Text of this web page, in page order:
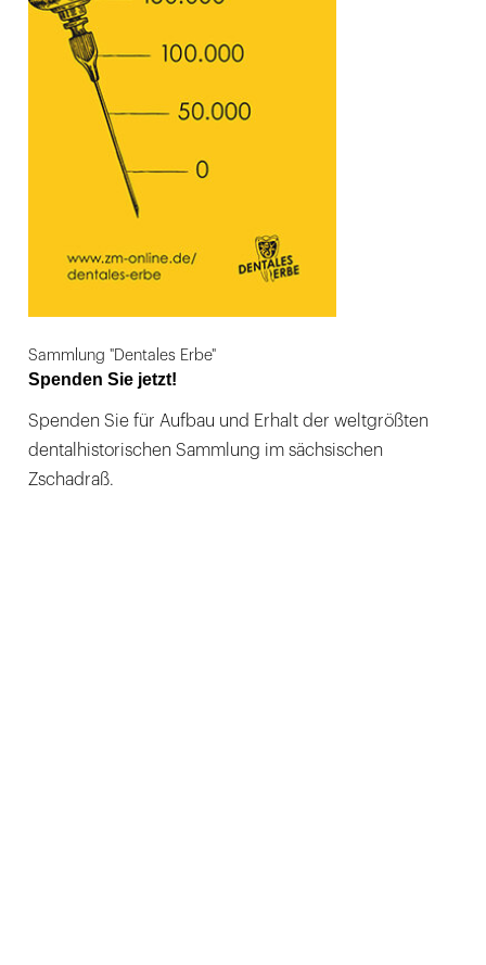
Sammlung "Dentales Erbe"
Spenden Sie jetzt!
Spenden Sie für Aufbau und Erhalt der weltgrößten
dentalhistorischen Sammlung im sächsischen
Zschadraß.